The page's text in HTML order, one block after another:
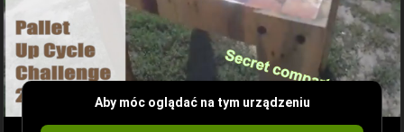
Aby móc oglądać na tym urządzeniu